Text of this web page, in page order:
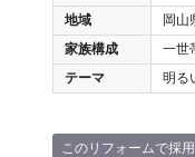
地域
岡山
家族構成
一世
テーマ
明る
このリフォームで採